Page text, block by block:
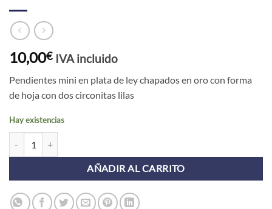
10,00€ IVA incluido
Pendientes mini en plata de ley chapados en oro con forma
de hoja con dos circonitas lilas
Hay existencias
AÑADIR AL CARRITO